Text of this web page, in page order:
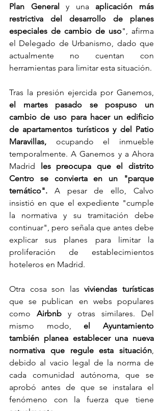
Plan General
y una aplicación más
restrictiva del desarrollo de planes
especiales de cambio de uso", afirma
el Delegado de Urbanismo, dado que
actualmente no cuentan con
herramientas para limitar esta situación.
Tras la presión ejercida por Ganemos,
el martes pasado se pospuso un
cambio de uso para hacer un edificio
de apartamentos turísticos y del Patio
Maravillas, ocupando el inmueble
temporalmente. A Ganemos y a Ahora
Madrid
les preocupa que el distrito
Centro se convierta en un "parque
temático". A pesar de ello, Calvo
insistió en que el expediente "cumple
la normativa y su tramitación debe
continuar", pero señala que antes debe
explicar sus planes para limitar la
proliferación de establecimientos
hoteleros en Madrid.
Otra cosa son las
que se publican en webs populares
como Airbnb y otras similares. Del
mismo modo, el Ayuntamiento
también planea establecer una nueva
normativa que regule esta situación,
debido al vacio legal de la norma de
cada comunidad autónoma, que se
aprobó antes de que se instalara el
fenómeno con la fuerza que tiene